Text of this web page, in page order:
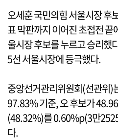
오세훈 국민의힘 서울시장 후
표 막판까지 이어진 초접전
울시장 후보를 누르고 승리했
5선 서울시장에 등극했다.
중앙선거관리위원회(선관위)
97.83% 기준, 오 후보가
(48.32%)를 0.60%p(3만
다.